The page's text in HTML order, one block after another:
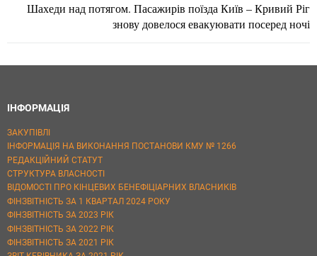
Шахеди над потягом. Пасажирів поїзда Київ – Кривий Ріг
знову довелося евакуювати посеред ночі
ІНФОРМАЦІЯ
ЗАКУПІВЛІ
ІНФОРМАЦІЯ НА ВИКОНАННЯ ПОСТАНОВИ КМУ № 1266
РЕДАКЦІЙНИЙ СТАТУТ
СТРУКТУРА ВЛАСНОСТІ
ВІДОМОСТІ ПРО КІНЦЕВИХ БЕНЕФІЦІАРНИХ ВЛАСНИКІВ
ФІНЗВІТНІСТЬ ЗА 1 КВАРТАЛ 2024 РОКУ
ФІНЗВІТНІСТЬ ЗА 2023 РІК
ФІНЗВІТНІСТЬ ЗА 2022 РІК
ФІНЗВІТНІСТЬ ЗА 2021 РІК